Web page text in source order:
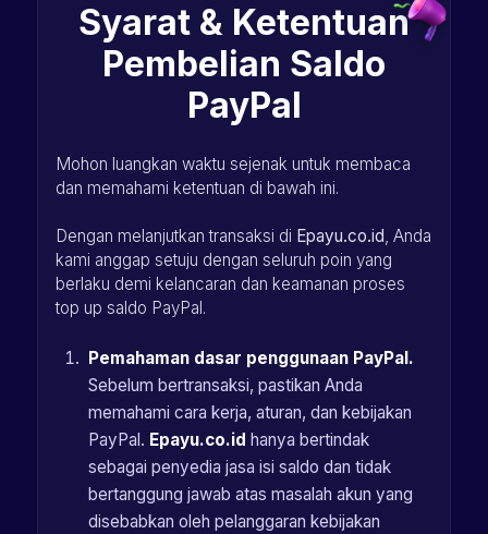
Syarat & Ketentuan
Pembelian Saldo
PayPal
Mohon luangkan waktu sejenak untuk membaca
dan memahami ketentuan di bawah ini.
Dengan melanjutkan transaksi di Epayu.co.id, Anda
kami anggap setuju dengan seluruh poin yang
berlaku demi kelancaran dan keamanan proses
top up saldo PayPal.
Pemahaman dasar penggunaan PayPal.
Sebelum bertransaksi, pastikan Anda
memahami cara kerja, aturan, dan kebijakan
PayPal. Epayu.co.id hanya bertindak
sebagai penyedia jasa isi saldo dan tidak
bertanggung jawab atas masalah akun yang
disebabkan oleh pelanggaran kebijakan